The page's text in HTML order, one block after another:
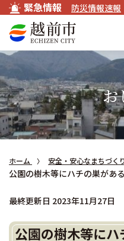
緊急情報 防災情報速報
お
ホーム 安全・安心なまちづく
公園の樹木等にハチの巣があ
最終更新日 2023年11月27日
公園の樹木等に